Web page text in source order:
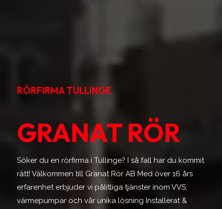
RÖRFIRMA TULLINGE
GRANAT RÖR
Söker du en rörfirma i Tullinge? I så fall har du kommit
rätt! Välkommen till Granat Rör AB Med över 16 års
erfarenhet erbjuder vi pålitliga tjänster inom VVS,
värmepumpar och vår unika lösning Installerat &